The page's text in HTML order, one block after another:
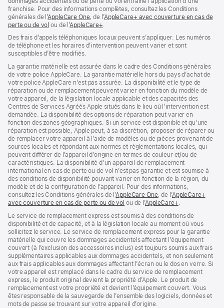
franchise. Pour des informations complètes, consultez les Conditions
générales de l’AppleCare One(s’ouvre
dans
nouvelle
fenêtre)
, de l’AppleCare+ avec couverture en cas de
perte ou de vol (s’ouvre
une
nouvelle
fenêtre)
ou de l’AppleCare+
une
nouvelle
Des frais d’appels téléphoniques locaux peuvent s’appliquer. Les numéros
de téléphone et les horaires d’intervention peuvent varier et sont
susceptibles d’être modifiés.
La garantie matérielle est assurée dans le cadre des Conditions générales
de votre police AppleCare. La garantie matérielle hors du pays d’achat de
votre police AppleCare n’est pas assurée. La disponibilité et le type de
réparation ou de remplacement peuvent varier en fonction du modèle de
votre appareil, de la législation locale applicable et des capacités des
Centres de Services Agréés Apple situés dans le lieu où l’intervention est
demandée. La disponibilité des options de réparation peut varier en
fonction des zones géographiques. Si un service est disponible et qu’une
réparation est possible, Apple peut, à sa discrétion, proposer de réparer ou
de remplacer votre appareil à l’aide de modèles ou de pièces provenant de
sources locales et répondant aux normes et réglementations locales, qui
peuvent différer de l’appareil d’origine en termes de couleur et/ou de
caractéristiques. La disponibilité d’un appareil de remplacement
international en cas de perte ou de vol n’est pas garantie et est soumise à
des conditions de disponibilité pouvant varier en fonction de la région, du
modèle et de la configuration de l’appareil. Pour des informations,
consultez les Conditions générales de l’AppleCare One(s’ouvre
dans
nouvelle
fenêtre)
, de l’AppleCare+
avec couverture en cas de perte ou de vol (s’ouvre
une
nouvelle
fenêtre)
ou de l’AppleCare+(s’ouvre
une
nouvelle
fenêtre)
.
Le service de remplacement express est soumis à des conditions de
disponibilité et de capacité, et à la législation locale au moment où vous
sollicitez le service. Le service de remplacement express pour la garantie
matérielle qui couvre les dommages accidentels affectant l’équipement
couvert (à l’exclusion des accessoires inclus) est toujours soumis aux frais
supplémentaires applicables aux dommages accidentels, et non seulement
aux frais applicables aux dommages affectant l’écran ou le dos en verre. Si
votre appareil est remplacé dans le cadre du service de remplacement
express, le produit original devient la propriété d’Apple. Le produit de
remplacement est votre propriété et devient l’équipement couvert. Vous
êtes responsable de la sauvegarde de l’ensemble des logiciels, données et
mots de passe se trouvant sur votre appareil d’origine.